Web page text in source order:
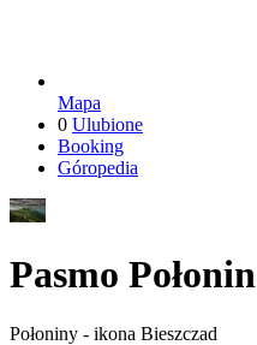
Mapa
0 Ulubione
Booking
Góropedia
Pasmo Połonin
Połoniny - ikona Bieszczad